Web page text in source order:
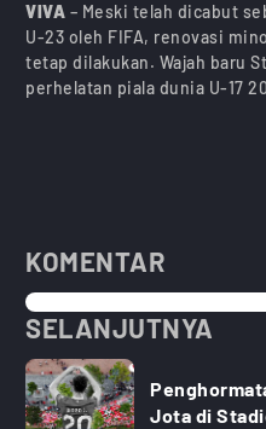
VIVA – Meski telah dicabut
U-23 oleh FIFA, renovasi
tetap dilakukan. Wajah baru
perhelatan piala dunia U-17
KOMENTAR
SELANJUTNYA
Jota di